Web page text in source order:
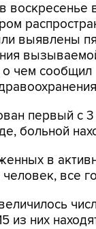
воскресенье
выявлены
о чем сообщил
первый с 3
больной
в
все
из них